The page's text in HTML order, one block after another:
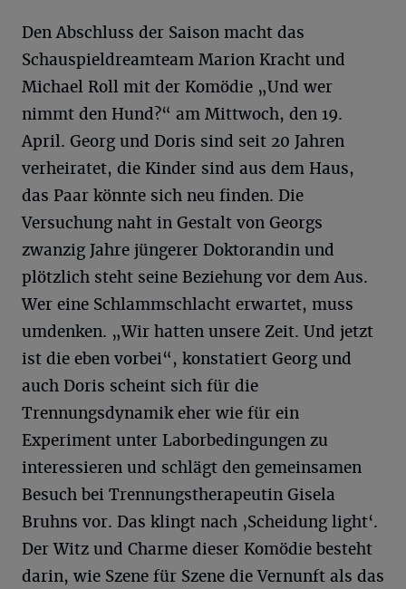
Den Abschluss der Saison macht das
Schauspieldreamteam Marion Kracht und
Michael Roll mit der Komödie „Und wer
nimmt den Hund?“ am Mittwoch, den 19.
April. Georg und Doris sind seit 20 Jahren
verheiratet, die Kinder sind aus dem Haus,
das Paar könnte sich neu finden. Die
Versuchung naht in Gestalt von Georgs
zwanzig Jahre jüngerer Doktorandin und
plötzlich steht seine Beziehung vor dem Aus.
Wer eine Schlammschlacht erwartet, muss
umdenken. „Wir hatten unsere Zeit. Und jetzt
ist die eben vorbei“, konstatiert Georg und
auch Doris scheint sich für die
Trennungsdynamik eher wie für ein
Experiment unter Laborbedingungen zu
interessieren und schlägt den gemeinsamen
Besuch bei Trennungstherapeutin Gisela
Bruhns vor. Das klingt nach ‚Scheidung light‘.
Der Witz und Charme dieser Komödie besteht
darin, wie Szene für Szene die Vernunft als das